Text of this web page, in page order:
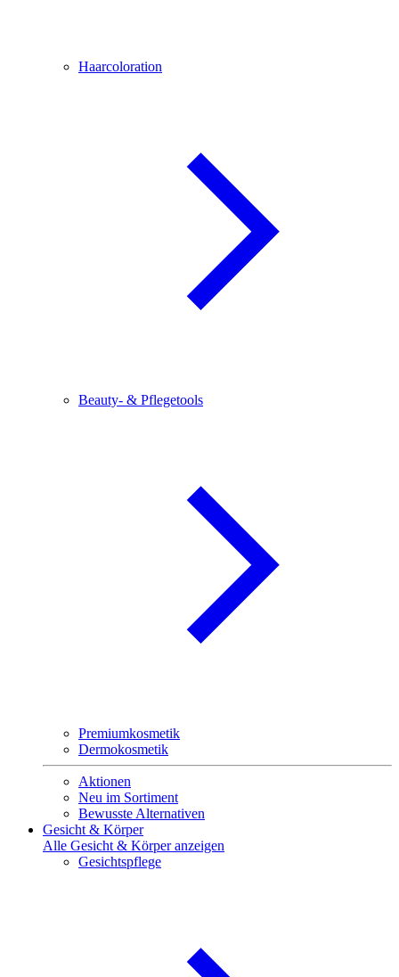
Haarcoloration
Beauty- & Pflegetools
Premiumkosmetik
Dermokosmetik
Aktionen
Neu im Sortiment
Bewusste Alternativen
Gesicht & Körper
Alle Gesicht & Körper anzeigen
Gesichtspflege